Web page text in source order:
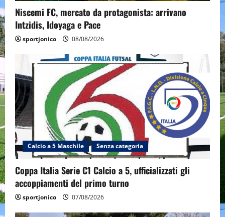
Niscemi FC, mercato da protagonista: arrivano
Intzidis, Idoyaga e Pace
sportjonico 08/08/2026
Calcio a 5 Maschile Senza categoria
Coppa Italia Serie C1 Calcio a 5, ufficializzati gli
accoppiamenti del primo turno
sportjonico 07/08/2026